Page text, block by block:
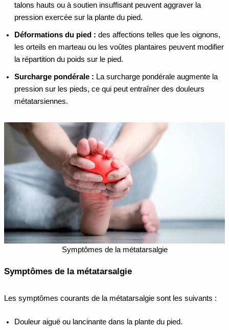
talons hauts ou à soutien insuffisant peuvent aggraver la
pression exercée sur la plante du pied.
Déformations du pied : des affections telles que les oignons,
les orteils en marteau ou les voûtes plantaires peuvent modifier
la répartition du poids sur le pied.
Surcharge pondérale : La surcharge pondérale augmente la
pression sur les pieds, ce qui peut entraîner des douleurs
métatarsiennes.
Symptômes de la métatarsalgie
Symptômes de la métatarsalgie
Les symptômes courants de la métatarsalgie sont les suivants :
Douleur aiguë ou lancinante dans la plante du pied.